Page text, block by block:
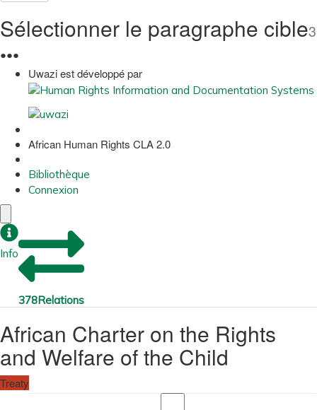
Sélectionner le paragraphe cible3
●●●
Uwazi est développé par
African Human Rights CLA 2.0
Bibliothèque
Connexion
Info
378Relations
African Charter on the Rights
and Welfare of the Child
Treaty